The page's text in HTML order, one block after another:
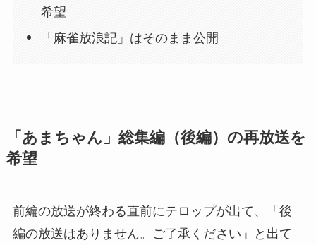
希望
「麻雀放浪記」はそのまま公開
「あまちゃん」総集編（後編）の再放送を
希望
前編の放送が終わる直前にテロップが出て、「後
編の放送はありません。ご了承ください」と出て